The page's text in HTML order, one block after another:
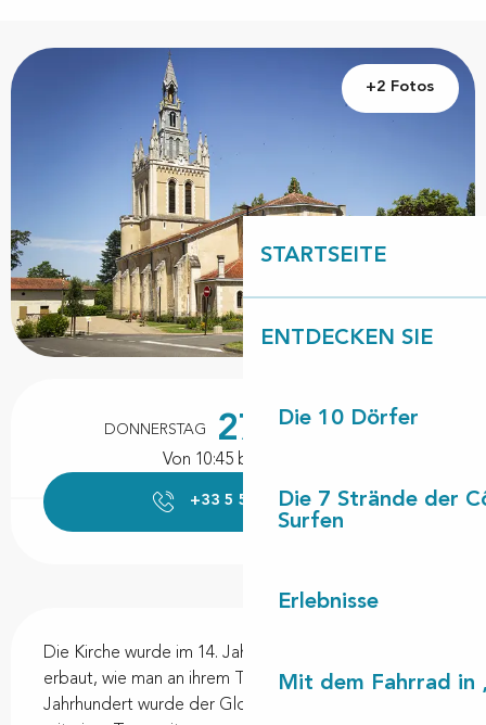
STARTSEITE
ENTDECKEN SIE
Die 10 Dörfer
Die 7 Strände der
Surfen
Erlebnisse
Mit dem Fahrrad in
+2 Fotos
DONNERSTAG 27. AUGUST
Von 10:45 bis zu 12:00
+33 5 58 42 70 ▒▒
Die Kirche wurde im 14. Jahrhundert als Wehrkirche
erbaut, wie man an ihrem Türmchen erkennen kann.
Jahrhundert wurde der Glockenturm erhöht und 1904